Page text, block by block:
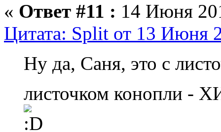
« Ответ #11 : 14 Июня
Цитата: Split от 13 Июня
Ну да, Саня, это с
листочком конопли